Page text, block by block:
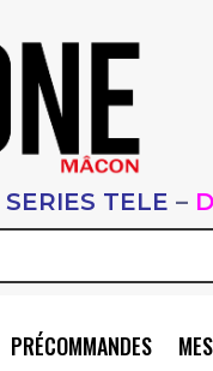
SERIES TELE –
PRÉCOMMANDES